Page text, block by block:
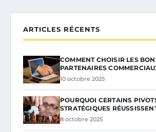
ARTICLES RÉCENTS
COMMENT CHOISIR LES
PARTENAIRES
10 octobre 2025
POURQUOI CERTAINS
STRATÉGIQUES
8 octobre 2025